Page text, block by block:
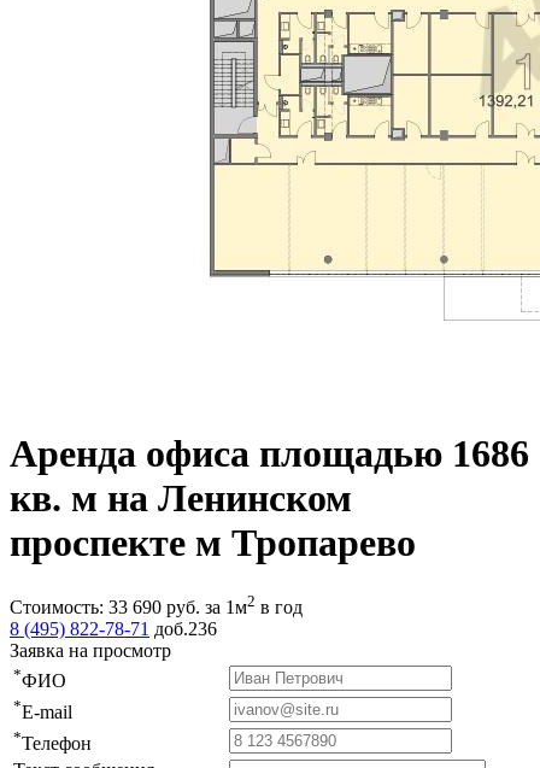
Аренда офиса площадью 1686
кв. м на Ленинском
проспекте м Тропарево
Стоимость: 33 690 руб. за 1м2 в год
8 (495) 822-78-71 доб.236
Заявка на просмотр
*ФИО
*E-mail
*Телефон